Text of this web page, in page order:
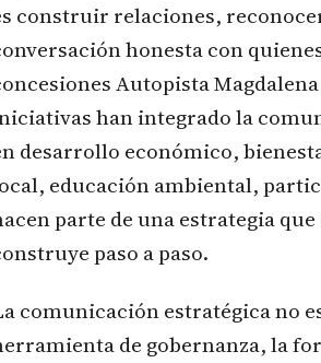
construir relaciones,
honesta con
Autopista
han integrado la
desarrollo económico,
educación ambiental,
parte de una estrategia
paso a paso.
comunicación estratégica no
de gobernanza, la